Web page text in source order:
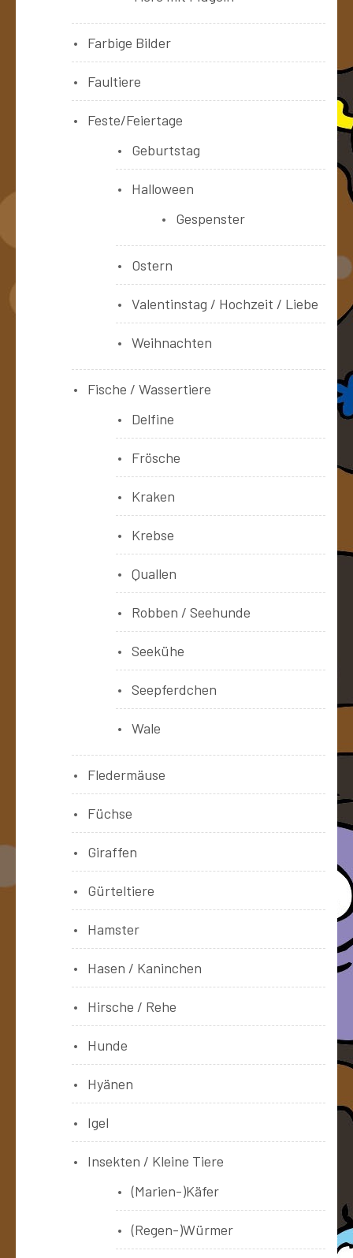
Farbige Bilder
Faultiere
Feste/Feiertage
Geburtstag
Halloween
Gespenster
Ostern
Valentinstag / Hochzeit / Liebe
Weihnachten
Fische / Wassertiere
Delfine
Frösche
Kraken
Krebse
Quallen
Robben / Seehunde
Seekühe
Seepferdchen
Wale
Fledermäuse
Füchse
Giraffen
Gürteltiere
Hamster
Hasen / Kaninchen
Hirsche / Rehe
Hunde
Hyänen
Igel
Insekten / Kleine Tiere
(Marien-)Käfer
(Regen-)Würmer